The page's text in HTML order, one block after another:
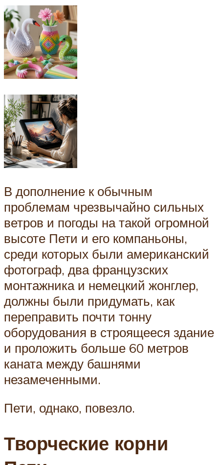
В дополнение к обычным
проблемам чрезвычайно сильных
ветров и погоды на такой огромной
высоте Пети и его компаньоны,
среди которых были американский
фотограф, два французских
монтажника и немецкий жонглер,
должны были придумать, как
переправить почти тонну
оборудования в строящееся здание
и проложить больше 60 метров
каната между башнями
незамеченными.
Пети, однако, повезло.
Творческие корни